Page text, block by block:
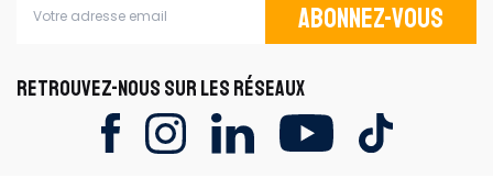
Abonnez-vous
RETROUVEZ-NOUS SUR LES RÉSEAUX